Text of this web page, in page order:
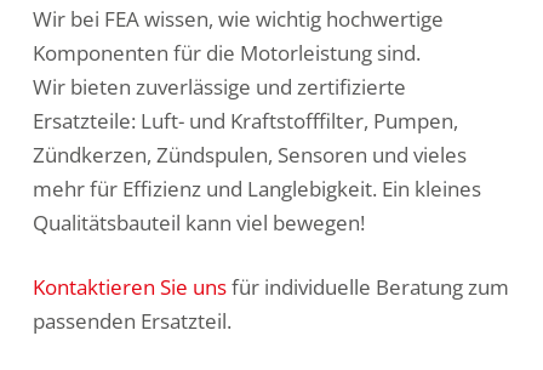
Wir bei FEA wissen, wie wichtig hochwertige
Komponenten für die Motorleistung sind.
Wir bieten zuverlässige und zertifizierte
Ersatzteile: Luft- und Kraftstofffilter, Pumpen,
Zündkerzen, Zündspulen, Sensoren und vieles
mehr für Effizienz und Langlebigkeit. Ein kleines
Qualitätsbauteil kann viel bewegen!
Kontaktieren Sie unsfür individuelle Beratung zum
passenden Ersatzteil.